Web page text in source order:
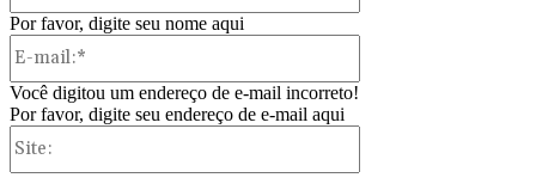
Por favor, digite seu nome aqui
Você digitou um endereço de e-mail incorreto!
Por favor, digite seu endereço de e-mail aqui